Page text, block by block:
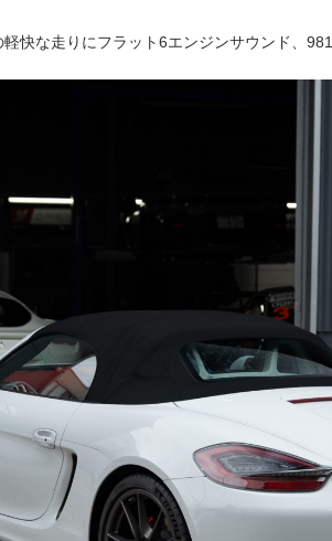
快な走りにフラット6エンジンサウンド、